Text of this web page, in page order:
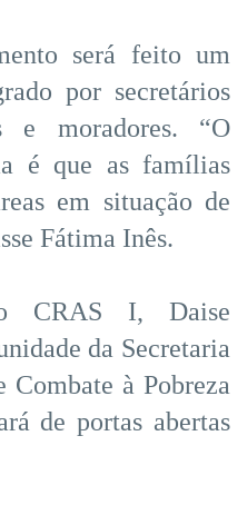
será feito um
por secretários
e moradores. “O
é que as famílias
em situação de
Fátima Inês.
CRAS I, Daise
da Secretaria
Combate à Pobreza
de portas abertas